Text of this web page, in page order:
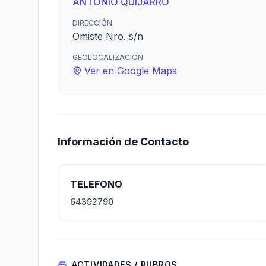
DIRECCIÓN
Omiste Nro. s/n
GEOLOCALIZACIÓN
Ver en Google Maps
Información de Contacto
TELEFONO
64392790